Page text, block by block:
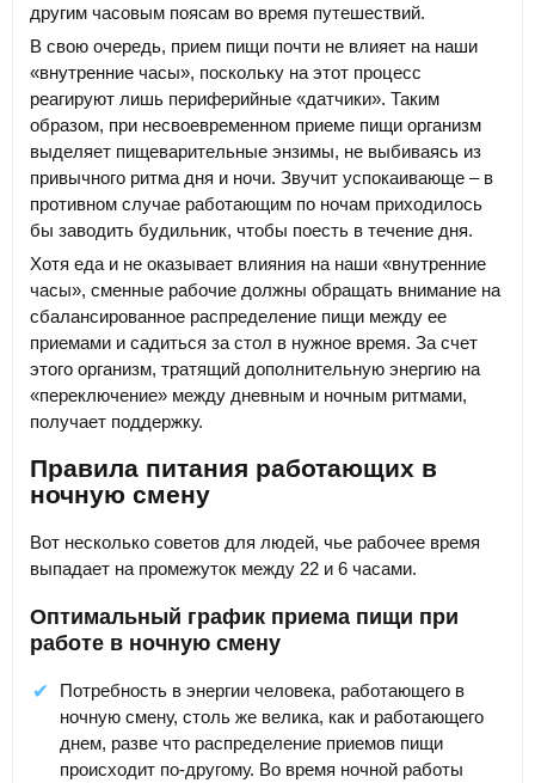
другим часовым поясам во время путешествий.
В свою очередь, прием пищи почти не влияет на наши
«внутренние часы», поскольку на этот процесс
реагируют лишь периферийные «датчики». Таким
образом, при несвоевременном приеме пищи организм
выделяет пищеварительные энзимы, не выбиваясь из
привычного ритма дня и ночи. Звучит успокаивающе – в
противном случае работающим по ночам приходилось
бы заводить будильник, чтобы поесть в течение дня.
Хотя еда и не оказывает влияния на наши «внутренние
часы», сменные рабочие должны обращать внимание на
сбалансированное распределение пищи между ее
приемами и садиться за стол в нужное время. За счет
этого организм, тратящий дополнительную энергию на
«переключение» между дневным и ночным ритмами,
получает поддержку.
Правила питания работающих в
ночную смену
Вот несколько советов для людей, чье рабочее время
выпадает на промежуток между 22 и 6 часами.
Оптимальный график приема пищи при
работе в ночную смену
Потребность в энергии человека, работающего в
ночную смену, столь же велика, как и работающего
днем, разве что распределение приемов пищи
происходит по-другому. Во время ночной работы